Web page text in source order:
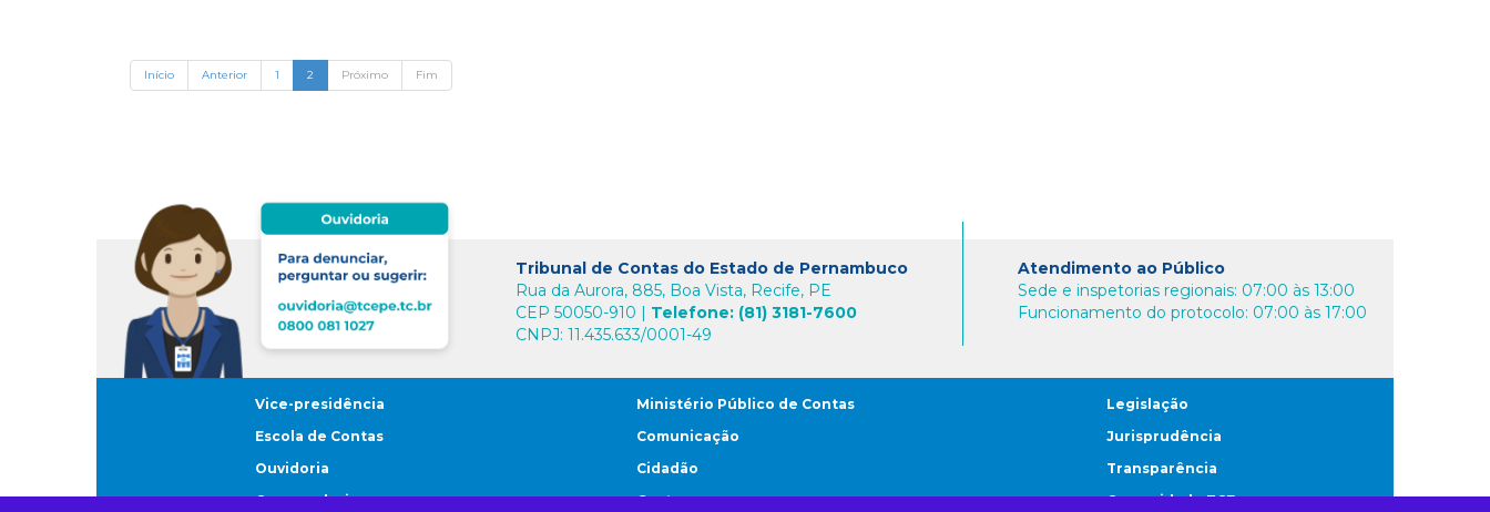
Início Anterior 1 2 Próximo Fim
Tribunal de Contas do Estado de Pernambuco
Rua da Aurora, 885, Boa Vista, Recife, PE
CEP 50050-910 | Telefone: (81) 3181-7600
CNPJ: 11.435.633/0001-49
Atendimento ao Público
Sede e inspetorias regionais: 07:00 às 13:00
Funcionamento do protocolo: 07:00 às 17:00
Vice-presidência
Escola de Contas
Ouvidoria
Corregedoria
Ministério Público de Contas
Comunicação
Cidadão
Gestores
Legislação
Jurisprudência
Transparência
Comunidade TCE